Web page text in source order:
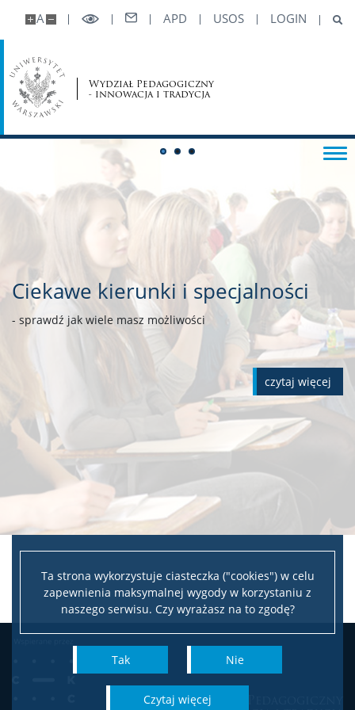
A APD USOS LOGIN
Wydział Pedagogiczny
- innowacja i tradycja
Ta strona wykorzystuje ciasteczka ("cookies") w celu
zapewnienia maksymalnej wygody w korzystaniu z
naszego serwisu. Czy wyrażasz na to zgodę?
Tak Nie
czytaj więcej
Ciekawe kierunki i specjalności
- sprawdź jak wiele masz możliwości
czytaj więcej
Wydział Pedagogiczny